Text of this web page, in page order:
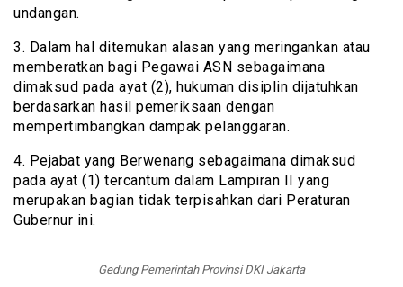
undangan.
3. Dalam hal ditemukan alasan yang meringankan atau
memberatkan bagi Pegawai ASN sebagaimana
dimaksud pada ayat (2), hukuman disiplin dijatuhkan
berdasarkan hasil pemeriksaan dengan
mempertimbangkan dampak pelanggaran.
4. Pejabat yang Berwenang sebagaimana dimaksud
pada ayat (1) tercantum dalam Lampiran II yang
merupakan bagian tidak terpisahkan dari Peraturan
Gubernur ini.
Gedung Pemerintah Provinsi DKI Jakarta